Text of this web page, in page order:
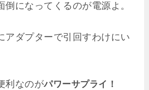
倒になってくるのが電源よ。
アダプターで引回すわけにい
利なのがパワーサプライ ！